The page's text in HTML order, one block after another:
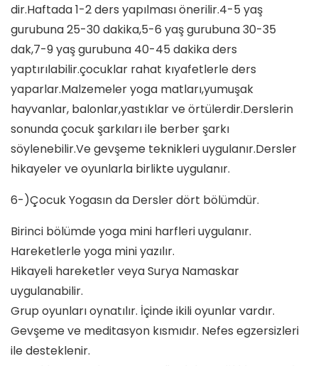
dir.Haftada 1-2 ders yapılması önerilir.4-5 yaş
gurubuna 25-30 dakika,5-6 yaş gurubuna 30-35
dak,7-9 yaş gurubuna 40-45 dakika ders
yaptırılabilir.çocuklar rahat kıyafetlerle ders
yaparlar.Malzemeler yoga matları,yumuşak
hayvanlar, balonlar,yastıklar ve örtülerdir.Derslerin
sonunda çocuk şarkıları ile berber şarkı
söylenebilir.Ve gevşeme teknikleri uygulanır.Dersler
hikayeler ve oyunlarla birlikte uygulanır.
6-)Çocuk Yogasın da Dersler dört bölümdür.
Birinci bölümde yoga mini harfleri uygulanır.
Hareketlerle yoga mini yazılır.
Hikayeli hareketler veya Surya Namaskar
uygulanabilir.
Grup oyunları oynatılır. İçinde ikili oyunlar vardır.
Gevşeme ve meditasyon kısmıdır. Nefes egzersizleri
ile desteklenir.